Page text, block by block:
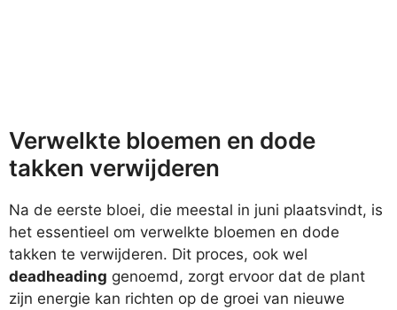
Verwelkte bloemen en dode
takken verwijderen
Na de eerste bloei, die meestal in juni plaatsvindt, is
het essentieel om verwelkte bloemen en dode
takken te verwijderen. Dit proces, ook wel
deadheading genoemd, zorgt ervoor dat de plant
zijn energie kan richten op de groei van nieuwe